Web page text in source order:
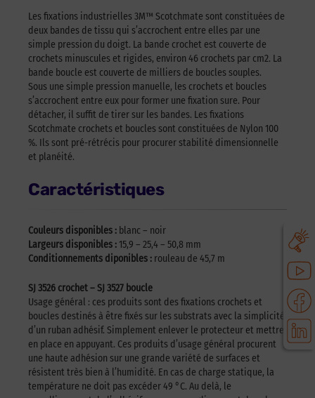
Les fixations industrielles 3M™ Scotchmate sont constituées de
deux bandes de tissu qui s’accrochent entre elles par une
simple pression du doigt. La bande crochet est couverte de
crochets minuscules et rigides, environ 46 crochets par cm2. La
bande boucle est couverte de milliers de boucles souples.
Sous une simple pression manuelle, les crochets et boucles
s’accrochent entre eux pour former une fixation sure. Pour
détacher, il suffit de tirer sur les bandes. Les fixations
Scotchmate crochets et boucles sont constituées de Nylon 100
%. Ils sont pré-rétrécis pour procurer stabilité dimensionnelle
et planéité.
Caractéristiques
Couleurs disponibles : blanc – noir
Largeurs disponibles : 15,9 – 25,4 – 50,8 mm
Conditionnements diponibles : rouleau de 45,7 m
SJ 3526 crochet – SJ 3527 boucle
Usage général : ces produits sont des fixations crochets et
boucles destinés à être fixés sur les substrats avec la simplicité
d’un ruban adhésif. Simplement enlever le protecteur et mettre
en place en appuyant. Ces produits d’usage général procurent
une haute adhésion sur une grande variété de surfaces et
résistent très bien à l’humidité. En cas de charge statique, la
température ne doit pas excéder 49 °C. Au delà, le